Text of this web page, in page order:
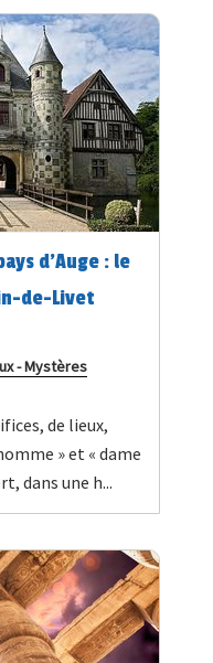
d’Auge : le
de-Livet
- Mystères
de lieux,
» et « dame
dans une h...